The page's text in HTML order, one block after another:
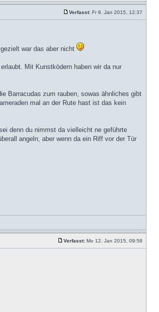
Verfasst: Fr 9. Jan 2015, 12:37
war das aber nicht
Mit Kunstködern haben wir da nur
Barracudas zum rauben, sowas ähnliches gibt
mal an der Rute hast ist das kein
denn du nimmst da vielleicht ne geführte
angeln, aber wenn da ein Riff vor der Tür
Verfasst: Mo 12. Jan 2015, 09:58